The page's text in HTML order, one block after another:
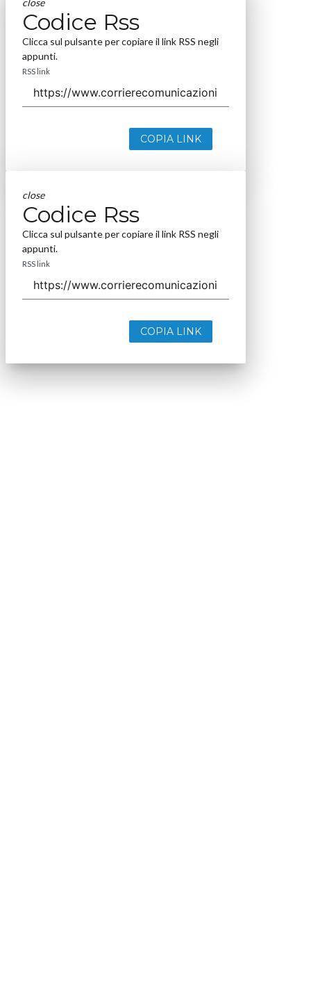
close
Codice Rss
Clicca sul pulsante per copiare il link RSS negli
appunti.
RSS link
COPIA LINK
close
Codice Rss
Clicca sul pulsante per copiare il link RSS negli
appunti.
RSS link
COPIA LINK